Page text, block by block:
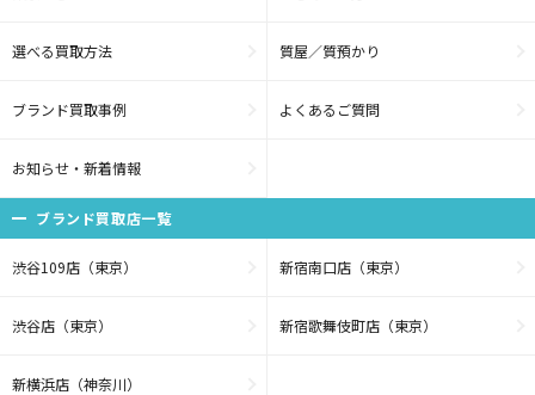
選べる買取方法 質屋／質預かり
ブランド買取事例 よくあるご質問
お知らせ・新着情報
ブランド買取店一覧
渋谷109店（東京） 新宿南口店（東京）
渋谷店（東京） 新宿歌舞伎町店（東京）
新横浜店（神奈川）